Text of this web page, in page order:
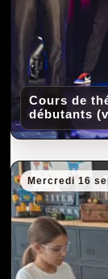
Cours de
débutants
Mercredi 16